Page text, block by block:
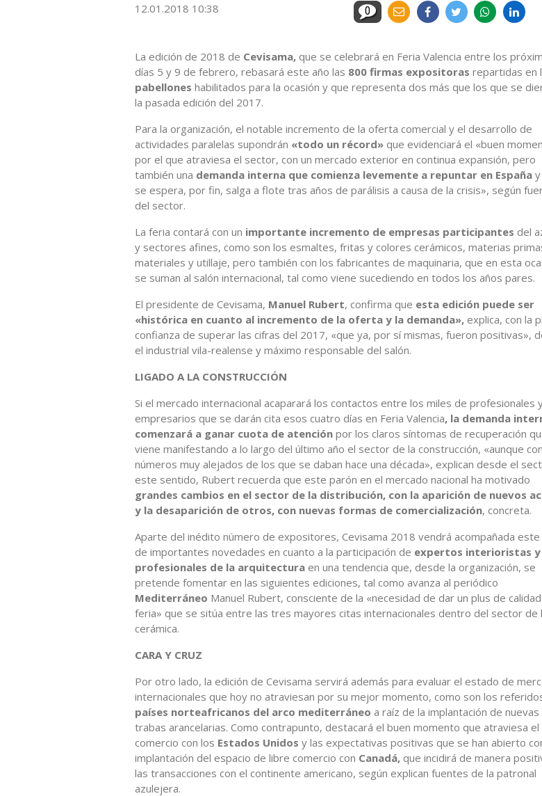
12.01.2018 10:38 0
La edición de 2018 de Cevisama, que se celebrará en Feria Valencia entre los
días 5 y 9 de febrero, rebasará este año las 800 firmas expositoras repartidas en
pabellones habilitados para la ocasión y que representa dos más que los que se
la pasada edición del 2017.
Para la organización, el notable incremento de la oferta comercial y el desarrollo de
actividades paralelas supondrán «todo un récord» que evidenciará el «buen
por el que atraviesa el sector, con un mercado exterior en continua expansión, pero
también una demanda interna que comienza levemente a repuntar en España
se espera, por fin, salga a flote tras años de parálisis a causa de la crisis», según
del sector.
La feria contará con un importante incremento de empresas participantes del
y sectores afines, como son los esmaltes, fritas y colores cerámicos, materias
materiales y utillaje, pero también con los fabricantes de maquinaria, que en esta
se suman al salón internacional, tal como viene sucediendo en todos los años pares.
El presidente de Cevisama, Manuel Rubert, confirma que esta edición puede ser
«histórica en cuanto al incremento de la oferta y la demanda», explica, con la
confianza de superar las cifras del 2017, «que ya, por sí mismas, fueron positivas»,
el industrial vila-realense y máximo responsable del salón.
LIGADO A LA CONSTRUCCIÓN
Si el mercado internacional acaparará los contactos entre los miles de profesionales
empresarios que se darán cita esos cuatro días en Feria Valencia, la demanda
comenzará a ganar cuota de atención por los claros síntomas de recuperación
viene manifestando a lo largo del último año el sector de la construcción, «aunque con
números muy alejados de los que se daban hace una década», explican desde el
este sentido, Rubert recuerda que este parón en el mercado nacional ha motivado
grandes cambios en el sector de la distribución, con la aparición de nuevos
y la desaparición de otros, con nuevas formas de comercialización, concreta.
Aparte del inédito número de expositores, Cevisama 2018 vendrá acompañada este
de importantes novedades en cuanto a la participación de expertos interioristas y
profesionales de la arquitectura en una tendencia que, desde la organización, se
pretende fomentar en las siguientes ediciones, tal como avanza al periódico
Mediterráneo Manuel Rubert, consciente de la «necesidad de dar un plus de calidad
feria» que se sitúa entre las tres mayores citas internacionales dentro del sector de
cerámica.
CARA Y CRUZ
Por otro lado, la edición de Cevisama servirá además para evaluar el estado de
internacionales que hoy no atraviesan por su mejor momento, como son los
países norteafricanos del arco mediterráneo a raíz de la implantación de nuevas
trabas arancelarias. Como contrapunto, destacará el buen momento que atraviesa el
comercio con los Estados Unidos y las expectativas positivas que se han abierto
implantación del espacio de libre comercio con Canadá, que incidirá de manera
las transacciones con el continente americano, según explican fuentes de la patronal
azulejera.